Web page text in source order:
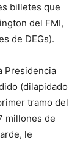
billetes que
del FMI,
de DEGs).
Presidencia
(dilapidado
tramo del
millones de
le